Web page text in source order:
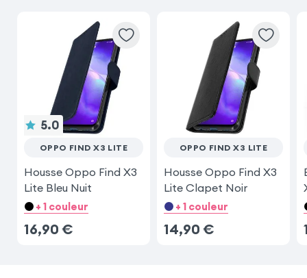
5.0
OPPO FIND X3 LITE
Housse Oppo Find X3
Lite Bleu Nuit
+ 1 couleur
16,90 €
OPPO FIND X3 LITE
Housse Oppo Find X3
Lite Clapet Noir
+ 1 couleur
14,90 €